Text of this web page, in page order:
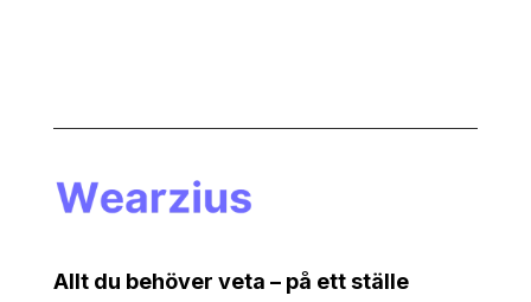
Allt du behöver veta – på ett ställe